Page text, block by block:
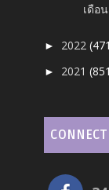
เดือน
► 2022
► 2021